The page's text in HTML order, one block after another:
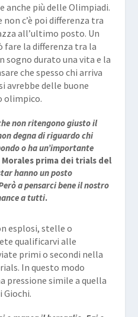
più delle Olimpiadi.
c’è poi differenza tra
all’ultimo posto. Un
fare la differenza tra la
sogno durato una vita e la
che spesso chi arriva
delle buone
olimpico.
non ritengono giusto il
degna di riguardo chi
o ha un’importante
prima dei trials del
hanno un posto
a pensarci bene il nostro
a tutti.
esplosi, stelle o
qualificarvi alle
primi o secondi nella
In questo modo
pressione simile a quella